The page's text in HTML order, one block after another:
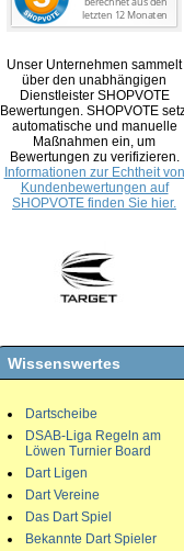
Unser Unternehmen sammelt
über den unabhängigen
Dienstleister SHOPVOTE
Bewertungen. SHOPVOTE
automatische und manuelle
Maßnahmen ein, um
Bewertungen zu verifizieren.
Informationen zur Echtheit von
Kundenbewertungen auf
SHOPVOTE finden Sie hier.
Wissenswertes
Dartscheibe
DSAB-Liga Regeln am
Löwen Turnier Board
Dart Ligen
Dart Vereine
Das Dart Spiel
Bekannte Dart Spieler